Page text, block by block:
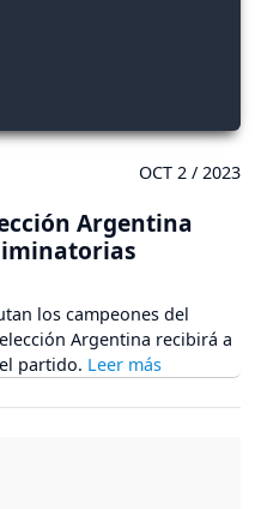
OCT 2 / 2023
Argentina
los campeones del
Argentina recibirá a
partido.